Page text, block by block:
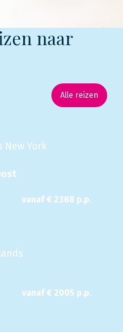
naar
Alle reizen
New York
vanaf € 2388 p.p.
vanaf € 2005 p.p.